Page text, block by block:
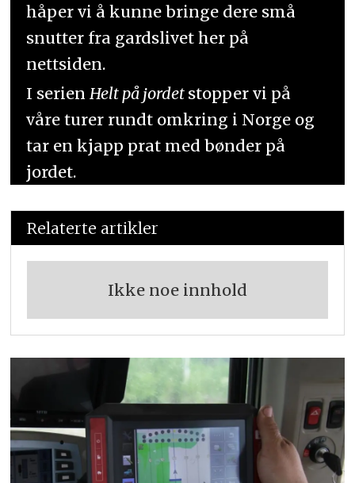
håper vi å kunne bringe dere små
snutter fra gardslivet her på
nettsiden.
I serienHelt på jordet stopper vi på
våre turer rundt omkring i Norge og
tar en kjapp prat med bønder på
jordet.
Relaterte artikler
Ikke noe innhold